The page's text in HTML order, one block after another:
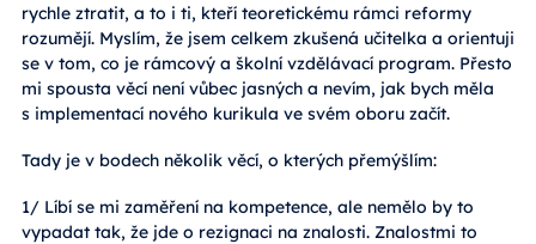
rychle ztratit, a to i ti, kteří teoretickému rámci reformy
rozumějí. Myslím, že jsem celkem zkušená učitelka a orientuji
se v tom, co je rámcový a školní vzdělávací program. Přesto
mi spousta věcí není vůbec jasných a nevím, jak bych měla
s implementací nového kurikula ve svém oboru začít.
Tady je v bodech několik věcí, o kterých přemýšlím:
1/ Líbí se mi zaměření na kompetence, ale nemělo by to
vypadat tak, že jde o rezignaci na znalosti. Znalostmi to